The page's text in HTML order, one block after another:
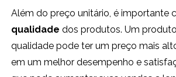
Além do preço unitário, é importante
qualidade dos produtos. Um
qualidade pode ter um preço mais
em um melhor desempenho e